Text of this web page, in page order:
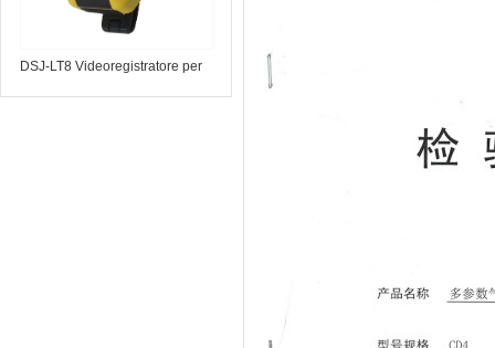
DSJ-LT8 Videoregistratore per
forze dell'ordine